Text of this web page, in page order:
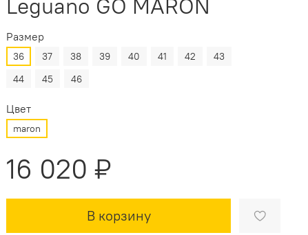
Leguano GO MARON
Размер
36 37 38 39 40 41 42
43
44
45 46
Цвет
maron
16 020 ₽
В корзину